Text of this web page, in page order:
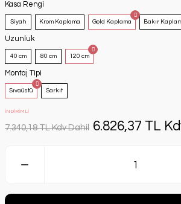
Kasa Rengi
Siyah Krom Kaplama Gold Kaplama Bakır
Uzunluk
40 cm 80 cm 120 cm
Montaj Tipi
Sıvaüstü Sarkıt
İNDİRİMLİ
7.340,18 TL Kdv Dahil 6.826,37 TL